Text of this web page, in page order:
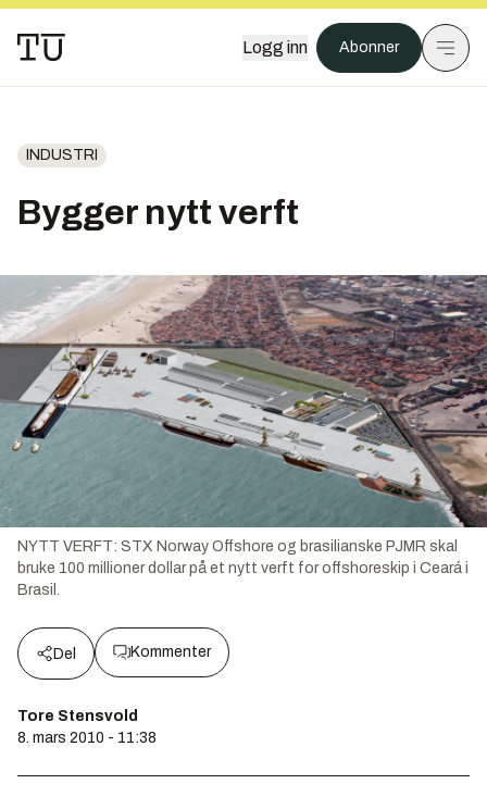
Logg inn Abonner
INDUSTRI
Bygger nytt verft
NYTT VERFT: STX Norway Offshore og brasilianske PJMR skal
bruke 100 millioner dollar på et nytt verft for offshoreskip i Ceará i
Brasil.
Del Kommenter
Tore Stensvold
8. mars 2010 - 11:38